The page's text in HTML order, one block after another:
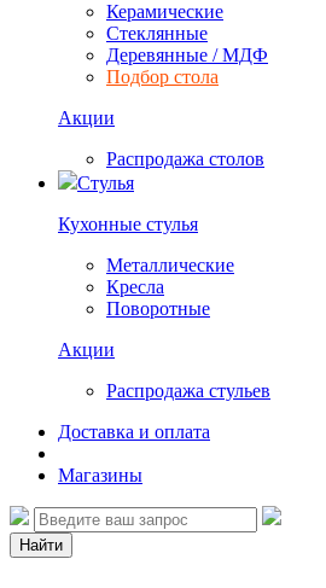
Керамические
Стеклянные
Деревянные / МДФ
Подбор стола
Акции
Распродажа столов
Стулья
Кухонные стулья
Металлические
Кресла
Поворотные
Акции
Распродажа стульев
Доставка и оплата
Магазины
Найти